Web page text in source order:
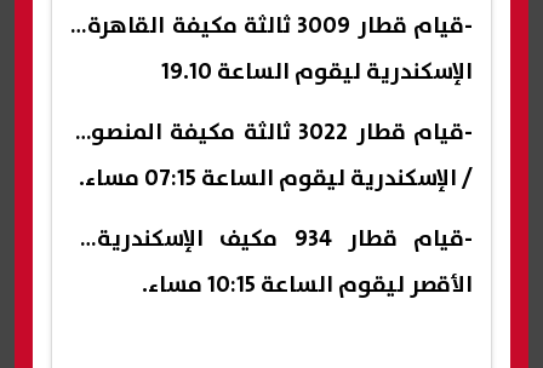
-قيام قطار 3009 ثالثة مكيفة القاهرة /
الإسكندرية ليقوم الساعة 19.10
-قيام قطار 3022 ثالثة مكيفة المنصورة
/ الإسكندرية ليقوم الساعة 07:15 مساء.
-قيام قطار 934 مكيف الإسكندرية /
الأقصر ليقوم الساعة 10:15 مساء.